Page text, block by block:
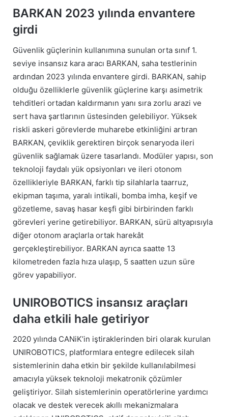
BARKAN 2023 yılında envantere
girdi
Güvenlik güçlerinin kullanımına sunulan orta sınıf 1.
seviye insansız kara aracı BARKAN, saha testlerinin
ardından 2023 yılında envantere girdi. BARKAN, sahip
olduğu özelliklerle güvenlik güçlerine karşı asimetrik
tehditleri ortadan kaldırmanın yanı sıra zorlu arazi ve
sert hava şartlarının üstesinden gelebiliyor. Yüksek
riskli askeri görevlerde muharebe etkinliğini artıran
BARKAN, çeviklik gerektiren birçok senaryoda ileri
güvenlik sağlamak üzere tasarlandı. Modüler yapısı, son
teknoloji faydalı yük opsiyonları ve ileri otonom
özellikleriyle BARKAN, farklı tip silahlarla taarruz,
ekipman taşıma, yaralı intikali, bomba imha, keşif ve
gözetleme, savaş hasar keşfi gibi birbirinden farklı
görevleri yerine getirebiliyor. BARKAN, sürü altyapısıyla
diğer otonom araçlarla ortak harekât
gerçekleştirebiliyor. BARKAN ayrıca saatte 13
kilometreden fazla hıza ulaşıp, 5 saatten uzun süre
görev yapabiliyor.
UNIROBOTICS insansız araçları
daha etkili hale getiriyor
2020 yılında CANiK’in iştiraklerinden biri olarak kurulan
UNIROBOTICS, platformlara entegre edilecek silah
sistemlerinin daha etkin bir şekilde kullanılabilmesi
amacıyla yüksek teknoloji mekatronik çözümler
geliştiriyor. Silah sistemlerinin operatörlerine yardımcı
olacak ve destek verecek akıllı mekanizmalara